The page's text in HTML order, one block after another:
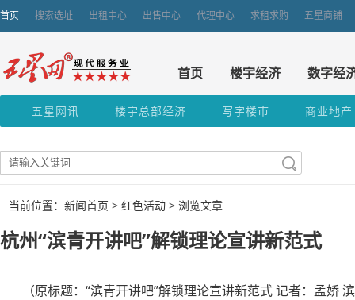
首页 搜索选址 出租中心 出售中心 代理中心 求租求购 五星商铺
首页 楼宇经济 数字经
五星网讯 楼宇总部经济 写字楼市 商业地产
当前位置：新闻首页 > 红色活动 > 浏览文章
杭州“滨青开讲吧”解锁理论宣讲新范式
（原标题：“滨青开讲吧”解锁理论宣讲新范式 记者：孟娇